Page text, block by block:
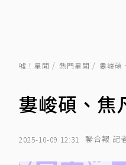
噓！星聞 熱門星聞 婁峻碩
婁峻碩、焦
2025-10-09 12:31 聯合報 記